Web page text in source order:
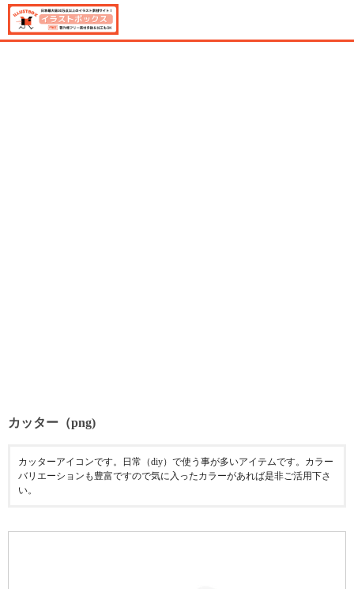
カッター（png)
カッターアイコンです。日常（diy）で使う事が多いアイテムです。カラー
バリエーションも豊富ですので気に入ったカラーがあれば是非ご活用下さ
い。